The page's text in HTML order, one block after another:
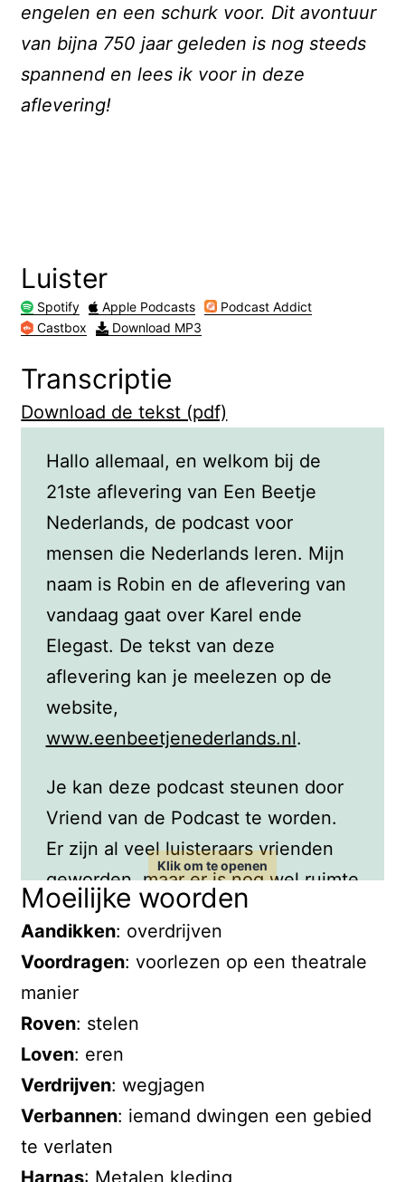
engelen en een schurk voor. Dit avontuur
van bijna 750 jaar geleden is nog steeds
spannend en lees ik voor in deze
aflevering!
Luister
Spotify Apple Podcasts
Podcast Addict
Castbox
Download MP3
Transcriptie
Download de tekst (pdf)
Hallo allemaal, en welkom bij de
21ste aflevering van Een Beetje
Nederlands, de podcast voor
mensen die Nederlands leren. Mijn
naam is Robin en de aflevering van
vandaag gaat over Karel ende
Elegast. De tekst van deze
aflevering kan je meelezen op de
website,
www.eenbeetjenederlands.nl.
Je kan deze podcast steunen door
Vriend van de Podcast te worden.
Er zijn al veel luisteraars vrienden
geworden, maar er is nog wel ruimte
voor wat meer. Wil jij ook Vriend van
de Podcast worden? In de
shownotes staat de link naar de
pagina op mijn website waar dat
kan!
Nu, door met de podcast!
~~~ Openingstune ~~
Moeilijke woorden
Aandikken: overdrijven
Voordragen: voorlezen op een theatrale
manier
Roven: stelen
Loven: eren
Verdrijven: wegjagen
Verbannen: iemand dwingen een gebied
te verlaten
Harnas: Metalen kleding